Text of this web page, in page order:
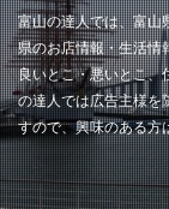
富山の達人では、富山
県のお店情報・生活情
良いとこ・悪いとこ、
の達人では広告主様を
すので、興味のある方